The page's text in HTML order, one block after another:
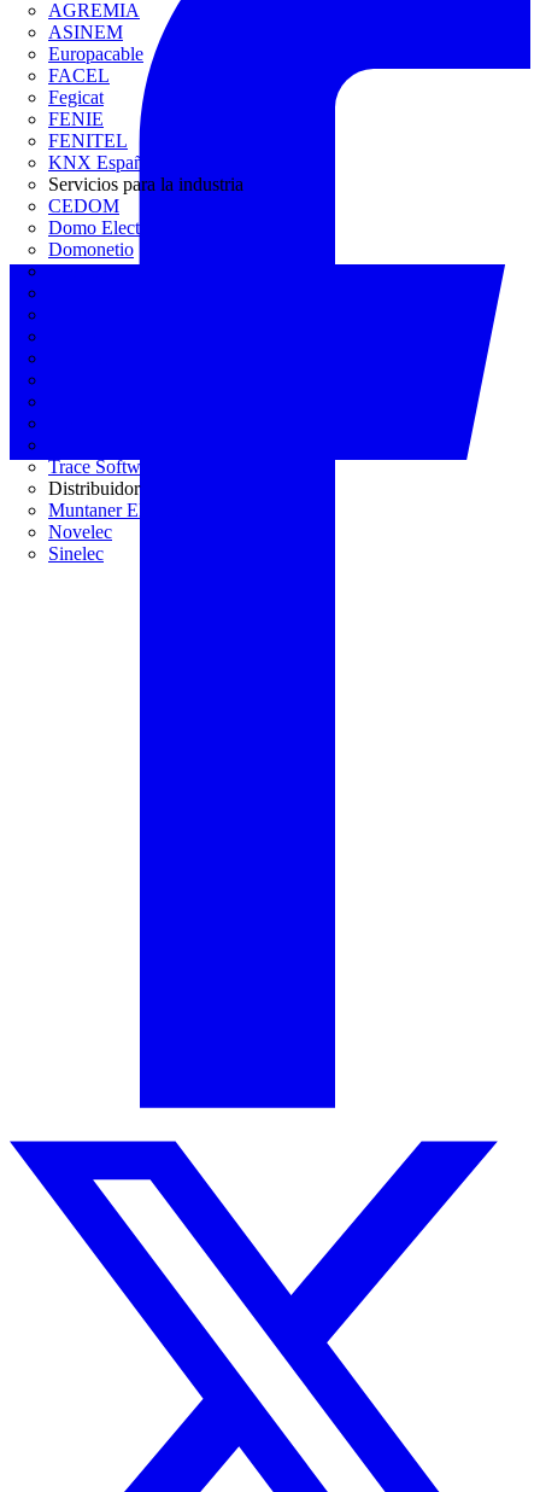
AGREMIA
ASINEM
Europacable
FACEL
Fegicat
FENIE
FENITEL
KNX España
Servicios para la industria
CEDOM
Domo Electra
Domonetio
Ecolum
Trace Software
Distribuidor
Muntaner Electro
Novelec
Sinelec